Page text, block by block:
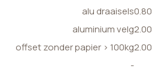
alu draaisels0.80
aluminium velg2.00
offset zonder papier > 100kg2.00
-